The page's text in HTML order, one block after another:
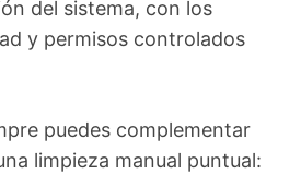
del sistema, con los
y permisos controlados
puedes complementar
limpieza manual puntual: